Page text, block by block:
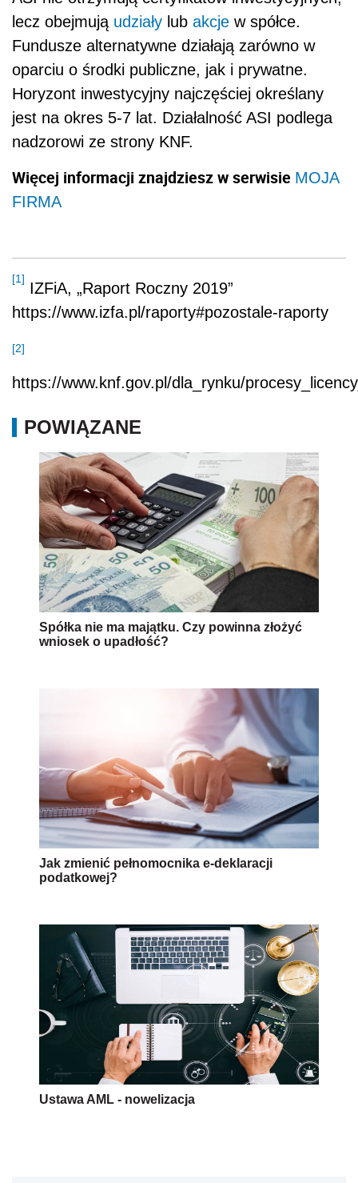
lecz obejmują udziały lub akcje w spółce.
Fundusze alternatywne działają zarówno w
oparciu o środki publiczne, jak i prywatne.
Horyzont inwestycyjny najczęściej określany
jest na okres 5-7 lat. Działalność ASI podlega
nadzorowi ze strony KNF.
Więcej informacji znajdziesz w serwisie MOJA
FIRMA
[1]
IZFiA, „Raport Roczny 2019”
https://www.izfa.pl/raporty#pozostale-raporty
[2]
https://www.knf.gov.pl/dla_rynku/
POWIĄZANE
Spółka nie ma majątku. Czy powinna złożyć
wniosek o upadłość?
Jak zmienić pełnomocnika e-deklaracji
podatkowej?
Ustawa AML - nowelizacja